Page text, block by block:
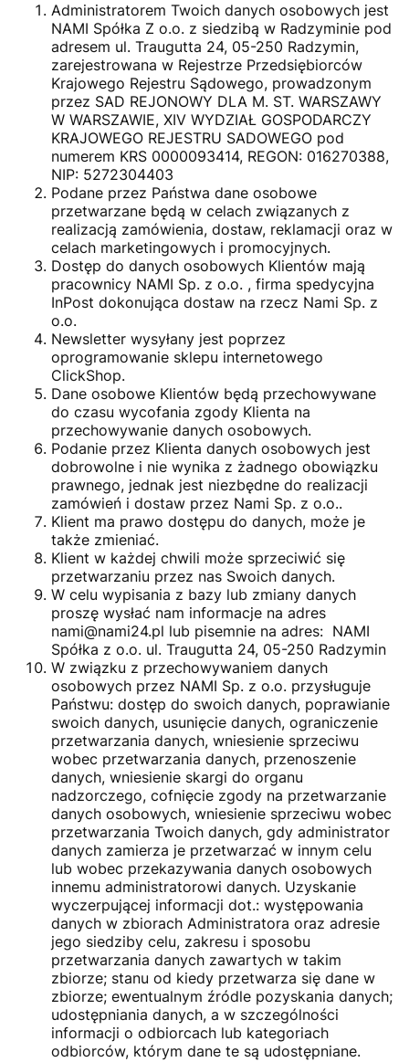
Administratorem Twoich danych osobowych jest
NAMI Spółka Z o.o. z siedzibą w Radzyminie pod
adresem ul. Traugutta 24, 05-250 Radzymin,
zarejestrowana w Rejestrze Przedsiębiorców
Krajowego Rejestru Sądowego, prowadzonym
przez SAD REJONOWY DLA M. ST. WARSZAWY
W WARSZAWIE, XIV WYDZIAŁ GOSPODARCZY
KRAJOWEGO REJESTRU SADOWEGO pod
numerem KRS 0000093414, REGON: 016270388,
NIP: 5272304403
Podane przez Państwa dane osobowe
przetwarzane będą w celach związanych z
realizacją zamówienia, dostaw, reklamacji oraz w
celach marketingowych i promocyjnych.
Dostęp do danych osobowych Klientów mają
pracownicy NAMI Sp. z o.o. , firma spedycyjna
InPost dokonująca dostaw na rzecz Nami Sp. z
o.o.
Newsletter wysyłany jest poprzez
oprogramowanie sklepu internetowego
ClickShop.
Dane osobowe Klientów będą przechowywane
do czasu wycofania zgody Klienta na
przechowywanie danych osobowych.
Podanie przez Klienta danych osobowych jest
dobrowolne i nie wynika z żadnego obowiązku
prawnego, jednak jest niezbędne do realizacji
zamówień i dostaw przez Nami Sp. z o.o..
Klient ma prawo dostępu do danych, może je
także zmieniać.
Klient w każdej chwili może sprzeciwić się
przetwarzaniu przez nas Swoich danych.
W celu wypisania z bazy lub zmiany danych
proszę wysłać nam informacje na adres
nami@nami24.pl lub pisemnie na adres: NAMI
Spółka z o.o. ul. Traugutta 24, 05-250 Radzymin
W związku z przechowywaniem danych
osobowych przez NAMI Sp. z o.o. przysługuje
Państwu: dostęp do swoich danych, poprawianie
swoich danych, usunięcie danych, ograniczenie
przetwarzania danych, wniesienie sprzeciwu
wobec przetwarzania danych, przenoszenie
danych, wniesienie skargi do organu
nadzorczego, cofnięcie zgody na przetwarzanie
danych osobowych, wniesienie sprzeciwu wobec
przetwarzania Twoich danych, gdy administrator
danych zamierza je przetwarzać w innym celu
lub wobec przekazywania danych osobowych
innemu administratorowi danych. Uzyskanie
wyczerpującej informacji dot.: występowania
danych w zbiorach Administratora oraz adresie
jego siedziby celu, zakresu i sposobu
przetwarzania danych zawartych w takim
zbiorze; stanu od kiedy przetwarza się dane w
zbiorze; ewentualnym źródle pozyskania danych;
udostępniania danych, a w szczególności
informacji o odbiorcach lub kategoriach
odbiorców, którym dane te są udostępniane.